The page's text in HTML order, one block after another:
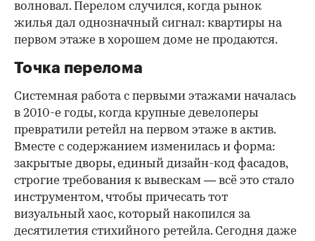
волновал. Перелом случился, когда рынок
жилья дал однозначный сигнал: квартиры на
первом этаже в хорошем доме не продаются.
Точка перелома
Системная работа с первыми этажами началась
в 2010-е годы, когда крупные девелоперы
превратили ретейл на первом этаже в актив.
Вместе с содержанием изменилась и форма:
закрытые дворы, единый дизайн-код фасадов,
строгие требования к вывескам — всё это стало
инструментом, чтобы причесать тот
визуальный хаос, который накопился за
десятилетия стихийного ретейла. Сегодня даже